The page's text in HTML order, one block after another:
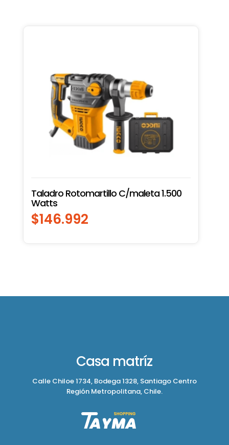
Taladro Rotomartillo C/maleta 1.500
Watts
$146.992
Casa matríz
Calle Chiloe 1734, Bodega 1328, Santiago Centro
Región Metropolitana, Chile.